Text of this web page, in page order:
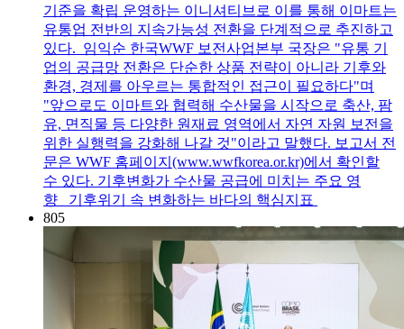
기준을 확립 운영하는 이니셔티브로 이를 통해 이마트는
유통업 전반의 지속가능성 전환을 단계적으로 추진하고
있다. 임익순 한국WWF 보전사업본부 국장은 "유통 기
업의 공급망 전환은 단순한 상품 전략이 아니라 기후와
환경, 경제를 아우르는 통합적인 접근이 필요하다"며
"앞으로도 이마트와 협력해 수산물을 시작으로 축산, 팜
유, 면직물 등 다양한 원재료 영역에서 자연 자원 보전을
위한 실행력을 강화해 나갈 것"이라고 말했다. 보고서 전
문은 WWF 홈페이지(www.wwfkorea.or.kr)에서 확인할
수 있다. 기후변화가 수산물 공급에 미치는 주요 영
향 기후위기 속 변화하는 바다의 핵심지표
805